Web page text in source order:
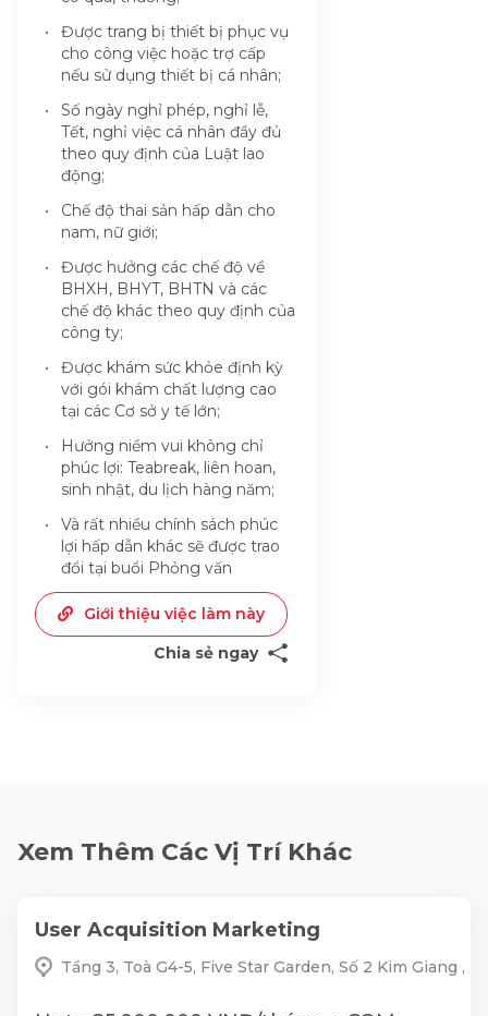
Được trang bị thiết bị phục vụ
cho công việc hoặc trợ cấp
nếu sử dụng thiết bị cá nhân;
Số ngày nghỉ phép, nghỉ lễ,
Tết, nghỉ việc cá nhân đầy đủ
theo quy định của Luật lao
động;
Chế độ thai sản hấp dẫn cho
nam, nữ giới;
Được hưởng các chế độ về
BHXH, BHYT, BHTN và các
chế độ khác theo quy định của
công ty;
Được khám sức khỏe định kỳ
với gói khám chất lượng cao
tại các Cơ sở y tế lớn;
Hưởng niềm vui không chỉ
phúc lợi: Teabreak, liên hoan,
sinh nhật, du lịch hàng năm;
Và rất nhiều chính sách phúc
lợi hấp dẫn khác sẽ được trao
đổi tại buổi Phỏng vấn
Giới thiệu việc làm này
Chia sẻ ngay
Xem Thêm Các Vị Trí Khác
User Acquisition Marketing
Tầng 3, Toà G4-5, Five Star Garden, Số 2 Kim Giang ,